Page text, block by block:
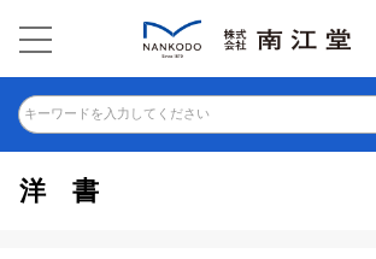
キーワードを入力してください
洋書